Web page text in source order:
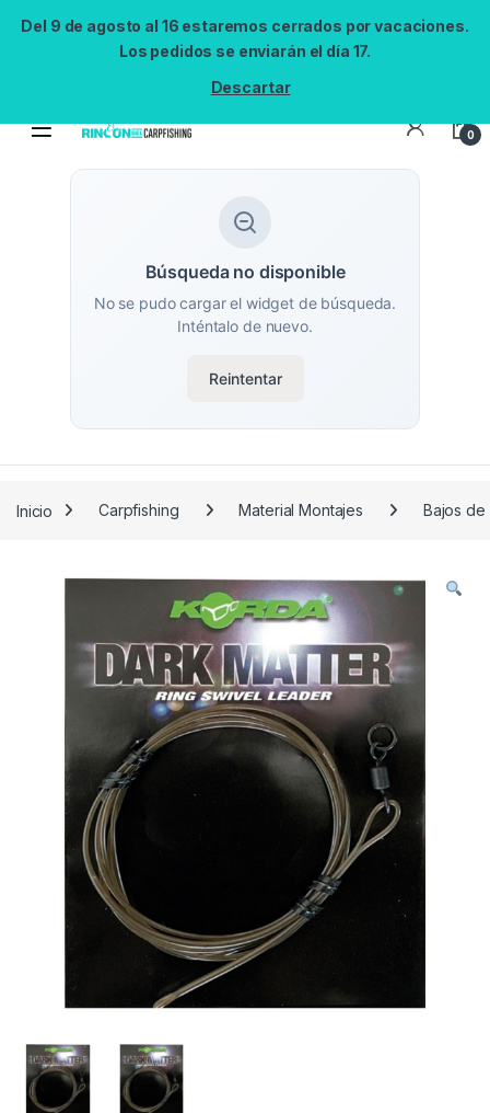
Del 9 de agosto al 16 estaremos cerrados por vacaciones.
Los pedidos se enviarán el día 17.
Descartar
0
Búsqueda no disponible
No se pudo cargar el widget de búsqueda.
Inténtalo de nuevo.
Reintentar
Inicio Carpfishing Material Montajes Bajos de